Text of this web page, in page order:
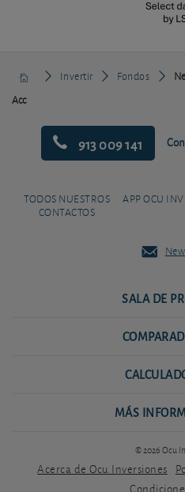
Invertir Fondos
Acc
913 009 141
TODOS NUESTROS
CONTACTOS
APP OCU
SALA DE
MÁS
© 2026 Ocu
Acerca de Ocu Inversiones